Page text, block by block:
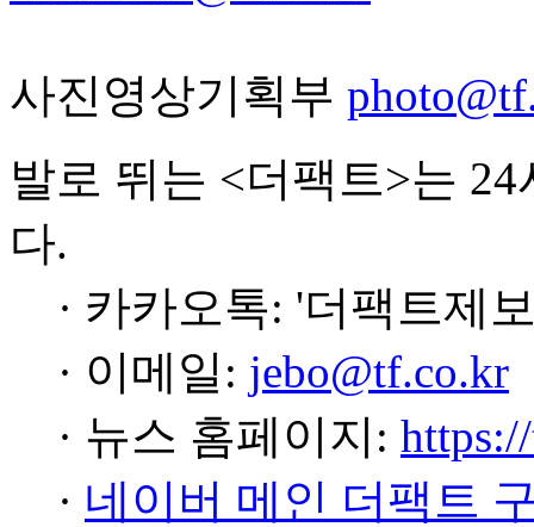
사진영상기획부
발로 뛰는 <더팩트>는
다.
· 카카오톡: '더팩트제
· 이메일: jebo@tf.co.kr
· 뉴스 홈페이지:
· 네이버 메인 더팩트